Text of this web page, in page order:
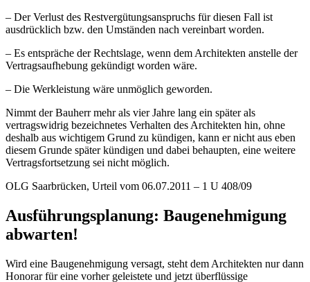
– Der Verlust des Restvergütungsanspruchs für diesen Fall ist
ausdrücklich bzw. den Umständen nach vereinbart worden.
– Es entspräche der Rechtslage, wenn dem Architekten anstelle der
Vertragsaufhebung gekündigt worden wäre.
– Die Werkleistung wäre unmöglich geworden.
Nimmt der Bauherr mehr als vier Jahre lang ein später als
vertragswidrig bezeichnetes Verhalten des Architekten hin, ohne
deshalb aus wichtigem Grund zu kündigen, kann er nicht aus eben
diesem Grunde später kündigen und dabei behaupten, eine weitere
Vertragsfortsetzung sei nicht möglich.
OLG Saarbrücken, Urteil vom 06.07.2011 – 1 U 408/09
Ausführungsplanung: ­Baugenehmigung
abwarten!
Wird eine Baugenehmigung versagt, steht dem Architekten nur dann
Honorar für eine vorher geleistete und jetzt überflüssige